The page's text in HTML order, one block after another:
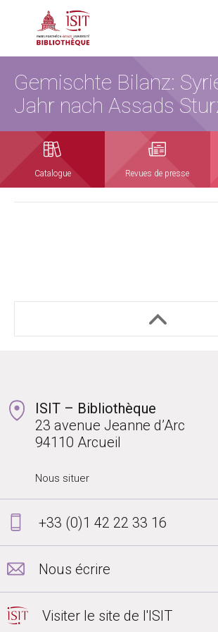
Gemischte Bilanz:
Jahr nach Assads
Catalogue Revues de presse
ISIT – Bibliothèque
23 avenue Jeanne d’Arc
94110 Arcueil
Nous situer
+33 (0)1 42 22 33 16
Nous écrire
Visiter le site de l'ISIT